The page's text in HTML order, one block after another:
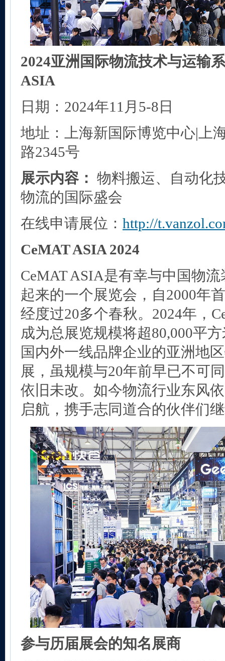
2024亚洲国际物流技术与运输
ASIA
日期：2024年11月5-8日
地址：上海新国际博览中心|上
路2345号
展示内容： 物料搬运、自动化
物流的国际盛会
在线申请展位： http://
CeMAT ASIA 2024
CeMAT ASIA是有幸与中国物
起来的一个展览会，自2000年
经度过20多个春秋。2024年，
成为总展览规模将超80,000平
国内外一线品牌企业的亚洲地
展，虽规模与20年前早已不可
依旧未改。如今物流行业东风
启航，携手志同道合的伙伴们
参与历届展会的知名展商